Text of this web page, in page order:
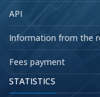
API
Information from the
Fees payment
STATISTICS